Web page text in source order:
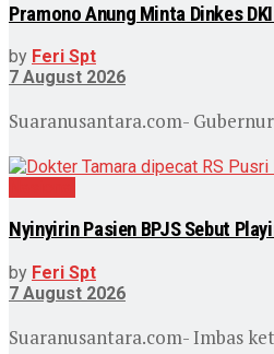
Pramono Anung Minta Dinkes
by Feri Spt
7 August 2026
Suaranusantara.com-
Nyinyirin Pasien BPJS Sebut
by Feri Spt
7 August 2026
Suaranusantara.com- Imbas